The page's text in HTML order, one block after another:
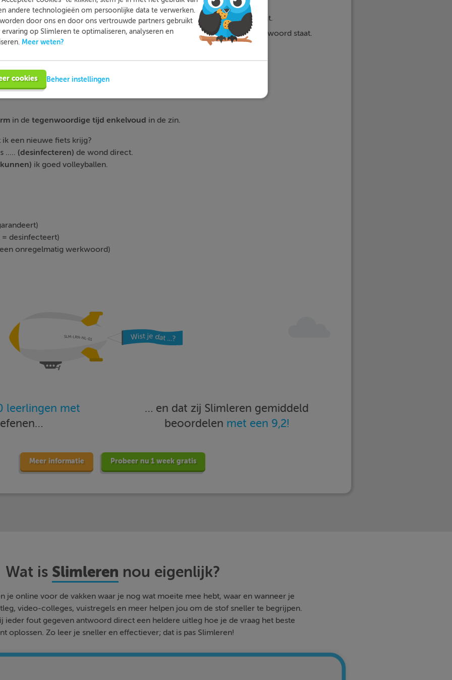
voor of achter het werkwoord staat en alsjij/jeachter het werkwoord staat.
/jevoor het werkwoord staat en alshij/zij/het/ voor of achter het werkwoord staat.
in de tegenwoordige tijd enkelvoud in de zin.
ik een nieuwe fiets krijg?
..... (desinfecteren) de wond direct.
ik goed volleyballen.
desinfecteert)
onregelmatig werkwoord)
leerlingen met
… en dat zij Slimleren gemiddeld
beoordelen met een 9,2!
Meer informatie Probeer nu 1 week gratis
Wat is Slimleren nou eigenlijk?
je online voor de vakken waar je nog wat moeite mee hebt, waar en wanneer je
video-colleges, vuistregels en meer helpen jou om de stof sneller te begrijpen.
ieder fout gegeven antwoord direct een heldere uitleg hoe je de vraag het beste
oplossen. Zo leer je sneller en effectiever; dat is pas Slimleren!
andere technologieën om persoonlijke data te verwerken.
door ons en door ons vertrouwde partners gebruikt
op Slimleren te optimaliseren, analyseren en
Meer weten?
cookies Beheer instellingen